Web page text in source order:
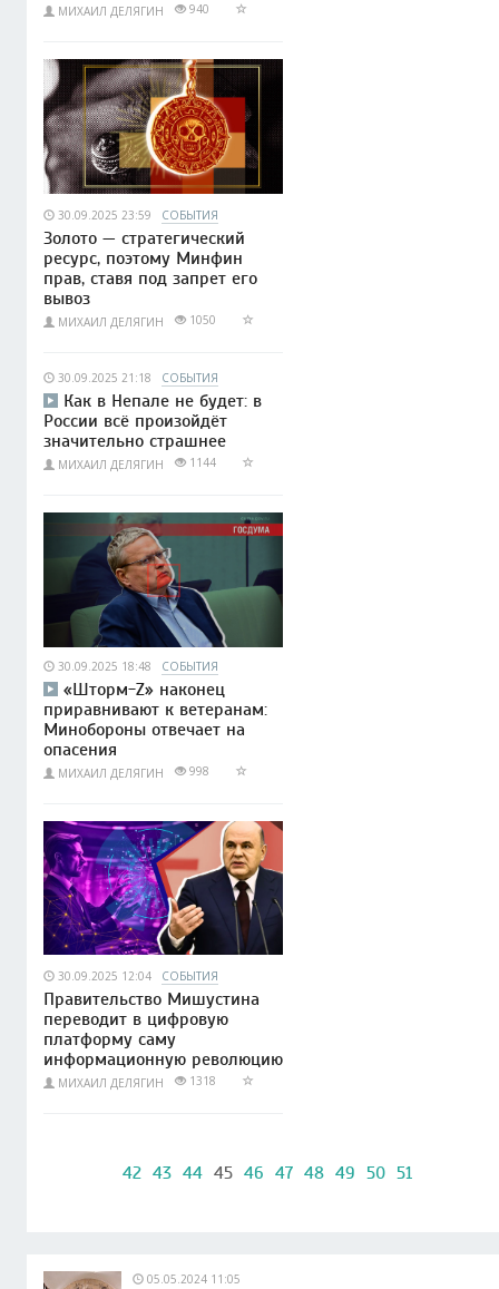
МИХАИЛ ДЕЛЯГИН 940
30.09.2025 23:59 СОБЫТИЯ
Золото — стратегический
ресурс, поэтому Минфин
прав, ставя под запрет его
вывоз
МИХАИЛ ДЕЛЯГИН 1050
30.09.2025 21:18 СОБЫТИЯ
Как в Непале не будет: в
России всё произойдёт
значительно страшнее
МИХАИЛ ДЕЛЯГИН 1144
30.09.2025 18:48 СОБЫТИЯ
«Шторм-Z» наконец
приравнивают к ветеранам:
Минобороны отвечает на
опасения
МИХАИЛ ДЕЛЯГИН 998
30.09.2025 12:04 СОБЫТИЯ
Правительство Мишустина
переводит в цифровую
платформу саму
информационную революцию
МИХАИЛ ДЕЛЯГИН 1318
42 43 44 45 46 47 48 49 50 51
05.05.2024 11:05